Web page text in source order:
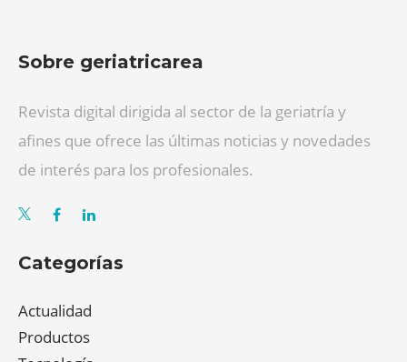
Sobre geriatricarea
Revista digital dirigida al sector de la geriatría y
afines que ofrece las últimas noticias y novedades
de interés para los profesionales.
Categorías
Actualidad
Productos